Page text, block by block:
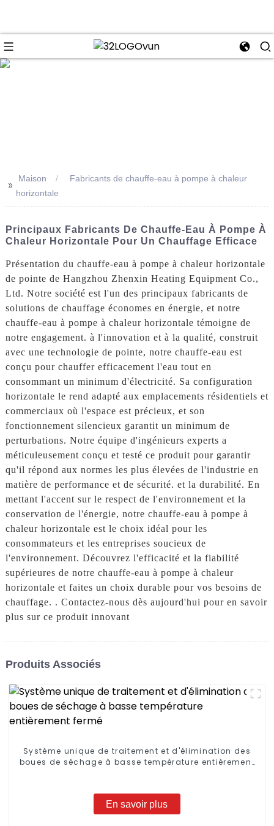
>> Maison
Fabricants de chauffe-eau à pompe à chaleur
horizontale
Principaux Fabricants De Chauffe-Eau À Pompe À
Chaleur Horizontale Pour Un Chauffage Efficace
Présentation du chauffe-eau à pompe à chaleur horizontale
de pointe de Hangzhou Zhenxin Heating Equipment Co.,
Ltd. Notre société est l'un des principaux fabricants de
solutions de chauffage économes en énergie, et notre
chauffe-eau à pompe à chaleur horizontale témoigne de
notre engagement. à l'innovation et à la qualité, construit
avec une technologie de pointe, notre chauffe-eau est
conçu pour chauffer efficacement l'eau tout en
consommant un minimum d'électricité. Sa configuration
horizontale le rend adapté aux emplacements résidentiels et
commerciaux où l'espace est précieux, et son
fonctionnement silencieux garantit un minimum de
perturbations. Notre équipe d'ingénieurs experts a
méticuleusement conçu et testé ce produit pour garantir
qu'il répond aux normes les plus élevées de l'industrie en
matière de performance et de sécurité. et la durabilité. En
mettant l'accent sur le respect de l'environnement et la
conservation de l'énergie, notre chauffe-eau à pompe à
chaleur horizontale est le choix idéal pour les
consommateurs et les entreprises soucieux de
l'environnement. Découvrez l'efficacité et la fiabilité
supérieures de notre chauffe-eau à pompe à chaleur
horizontale et faites un choix durable pour vos besoins de
chauffage. . Contactez-nous dès aujourd'hui pour en savoir
plus sur ce produit innovant
Produits Associés
Système unique de traitement et d'élimination des
boues de séchage à basse température entièrement
En savoir plus